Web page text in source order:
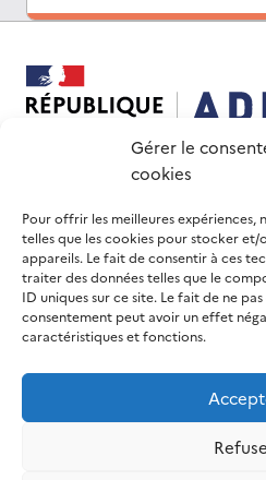
Gérer le
cookies
Pour offrir les meilleures expériences,
telles que les cookies pour stocker
appareils. Le fait de consentir à ces
traiter des données telles que le
ID uniques sur ce site. Le fait de ne
consentement peut avoir un effet
caractéristiques et fonctions.
objectif d’éco-conception.
SUIVEZ-NOUS
LinkedIn
Nous rejoindre
LIENS UTILES
Contactez-nous
Site de l’ADEME